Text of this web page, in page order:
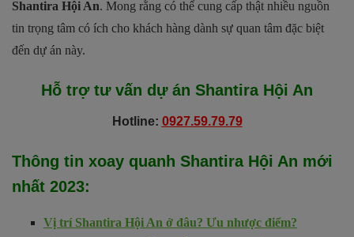
Shantira Hội An. Mong rằng có thể cung cấp thật nhiều nguồn
tin trọng tâm có ích cho khách hàng dành sự quan tâm đặc biệt
đến dự án này.
Hỗ trợ tư vấn dự án Shantira Hội An
Hotline: 0927.59.79.79
Thông tin xoay quanh Shantira Hội An mới
nhất 2023:
Vị trí Shantira Hội An ở đâu? Ưu nhược điểm?